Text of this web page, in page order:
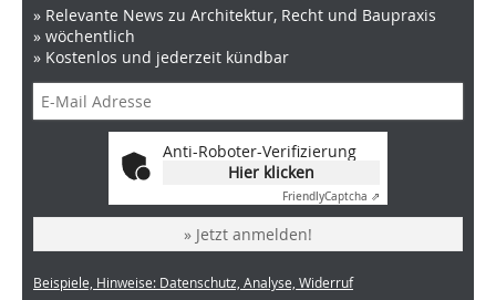
» Relevante News zu Architektur, Recht und Baupraxis
» wöchentlich
» Kostenlos und jederzeit kündbar
Anti-Roboter-Verifizierung
Hier klicken
FriendlyCaptcha ⇗
» Jetzt anmelden!
Beispiele, Hinweise: Datenschutz, Analyse, Widerruf